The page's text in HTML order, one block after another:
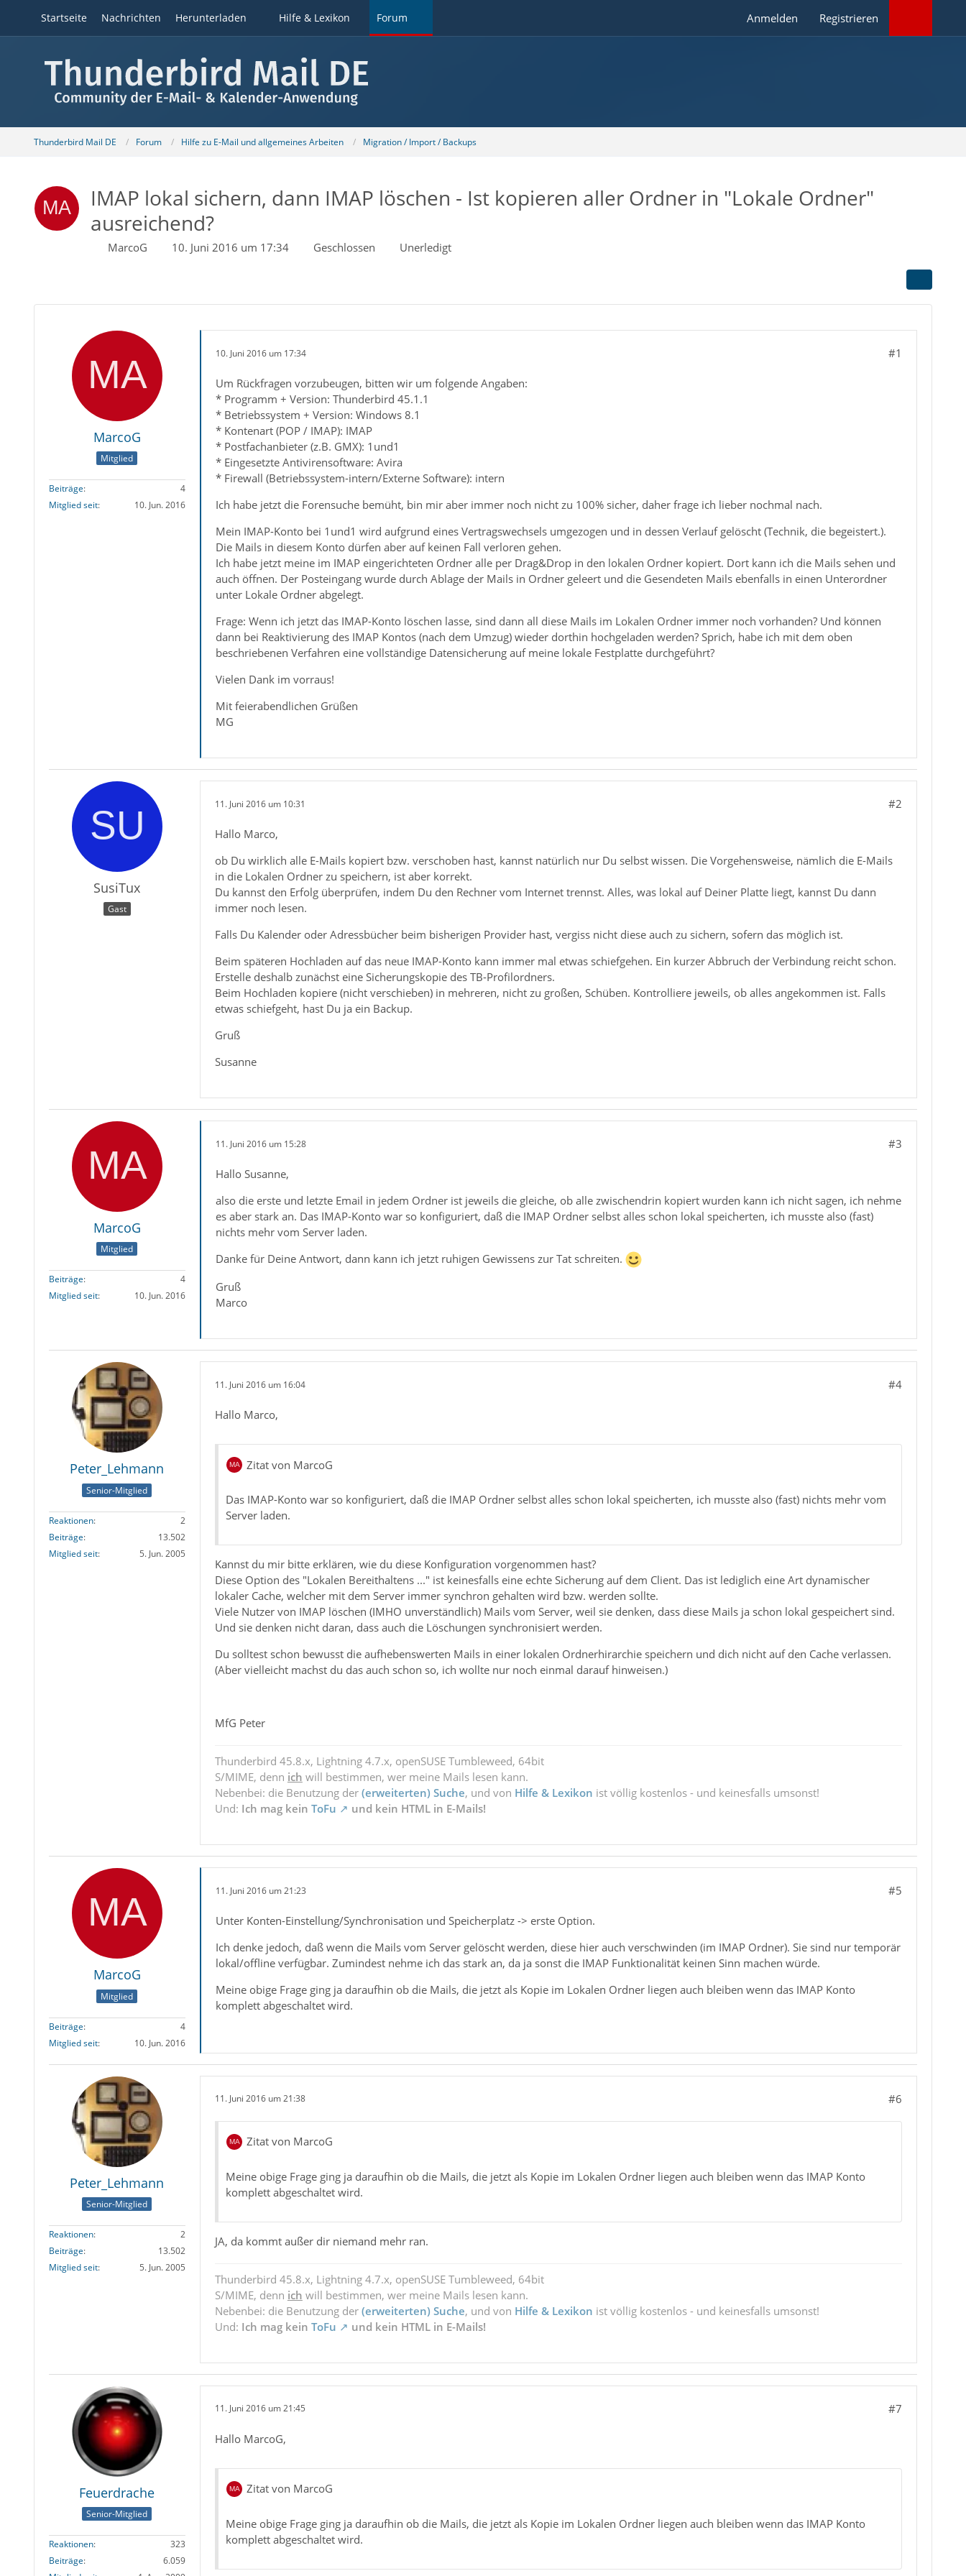
Startseite Nachrichten Herunterladen Hilfe & Lexikon Forum Anmelden Registrieren
Thunderbird Mail DE Forum Hilfe zu E-Mail und allgemeines Arbeiten Migration / Import / Backups
IMAP lokal sichern, dann IMAP löschen - Ist kopieren aller Ordner in "Lokale Ordner"
ausreichend?
MarcoG 10. Juni 2016 um 17:34 Geschlossen Unerledigt
MarcoG
Mitglied
Beiträge
4
Mitglied seit
10. Jun. 2016
10. Juni 2016 um 17:34 #1
Um Rückfragen vorzubeugen, bitten wir um folgende Angaben:
* Programm + Version: Thunderbird 45.1.1
* Betriebssystem + Version: Windows 8.1
* Kontenart (POP / IMAP): IMAP
* Postfachanbieter (z.B. GMX): 1und1
* Eingesetzte Antivirensoftware: Avira
* Firewall (Betriebssystem-intern/Externe Software): intern
Ich habe jetzt die Forensuche bemüht, bin mir aber immer noch nicht zu 100% sicher, daher frage ich lieber nochmal nach.
Mein IMAP-Konto bei 1und1 wird aufgrund eines Vertragswechsels umgezogen und in dessen Verlauf gelöscht (Technik, die begeistert.).
Die Mails in diesem Konto dürfen aber auf keinen Fall verloren gehen.
Ich habe jetzt meine im IMAP eingerichteten Ordner alle per Drag&Drop in den lokalen Ordner kopiert. Dort kann ich die Mails sehen und
auch öffnen. Der Posteingang wurde durch Ablage der Mails in Ordner geleert und die Gesendeten Mails ebenfalls in einen Unterordner
unter Lokale Ordner abgelegt.
Frage: Wenn ich jetzt das IMAP-Konto löschen lasse, sind dann all diese Mails im Lokalen Ordner immer noch vorhanden? Und können
dann bei Reaktivierung des IMAP Kontos (nach dem Umzug) wieder dorthin hochgeladen werden? Sprich, habe ich mit dem oben
beschriebenen Verfahren eine vollständige Datensicherung auf meine lokale Festplatte durchgeführt?
Vielen Dank im vorraus!
Mit feierabendlichen Grüßen
MG
SusiTux
Gast
11. Juni 2016 um 10:31 #2
Hallo Marco,
ob Du wirklich alle E-Mails kopiert bzw. verschoben hast, kannst natürlich nur Du selbst wissen. Die Vorgehensweise, nämlich die E-Mails
in die Lokalen Ordner zu speichern, ist aber korrekt.
Du kannst den Erfolg überprüfen, indem Du den Rechner vom Internet trennst. Alles, was lokal auf Deiner Platte liegt, kannst Du dann
immer noch lesen.
Falls Du Kalender oder Adressbücher beim bisherigen Provider hast, vergiss nicht diese auch zu sichern, sofern das möglich ist.
Beim späteren Hochladen auf das neue IMAP-Konto kann immer mal etwas schiefgehen. Ein kurzer Abbruch der Verbindung reicht schon.
Erstelle deshalb zunächst eine Sicherungskopie des TB-Profilordners.
Beim Hochladen kopiere (nicht verschieben) in mehreren, nicht zu großen, Schüben. Kontrolliere jeweils, ob alles angekommen ist. Falls
etwas schiefgeht, hast Du ja ein Backup.
Gruß
Susanne
MarcoG
Mitglied
Beiträge
4
Mitglied seit
10. Jun. 2016
11. Juni 2016 um 15:28 #3
Hallo Susanne,
also die erste und letzte Email in jedem Ordner ist jeweils die gleiche, ob alle zwischendrin kopiert wurden kann ich nicht sagen, ich nehme
es aber stark an. Das IMAP-Konto war so konfiguriert, daß die IMAP Ordner selbst alles schon lokal speicherten, ich musste also (fast)
nichts mehr vom Server laden.
Danke für Deine Antwort, dann kann ich jetzt ruhigen Gewissens zur Tat schreiten.
Gruß
Marco
Peter_Lehmann
Senior-Mitglied
Reaktionen
2
Beiträge
13.502
Mitglied seit
5. Jun. 2005
11. Juni 2016 um 16:04 #4
Hallo Marco,
Zitat von MarcoG
Das IMAP-Konto war so konfiguriert, daß die IMAP Ordner selbst alles schon lokal speicherten, ich musste also (fast) nichts mehr vom
Server laden.
Kannst du mir bitte erklären, wie du diese Konfiguration vorgenommen hast?
Diese Option des "Lokalen Bereithaltens ..." ist keinesfalls eine echte Sicherung auf dem Client. Das ist lediglich eine Art dynamischer
lokaler Cache, welcher mit dem Server immer synchron gehalten wird bzw. werden sollte.
Viele Nutzer von IMAP löschen (IMHO unverständlich) Mails vom Server, weil sie denken, dass diese Mails ja schon lokal gespeichert sind.
Und sie denken nicht daran, dass auch die Löschungen synchronisiert werden.
Du solltest schon bewusst die aufhebenswerten Mails in einer lokalen Ordnerhirarchie speichern und dich nicht auf den Cache verlassen.
(Aber vielleicht machst du das auch schon so, ich wollte nur noch einmal darauf hinweisen.)
MfG Peter
Thunderbird 45.8.x, Lightning 4.7.x, openSUSE Tumbleweed, 64bit
S/MIME, denn ich will bestimmen, wer meine Mails lesen kann.
Nebenbei: die Benutzung der (erweiterten) Suche, und von Hilfe & Lexikon ist völlig kostenlos - und keinesfalls umsonst!
Und: Ich mag kein ToFu und kein HTML in E-Mails!
MarcoG
Mitglied
Beiträge
4
Mitglied seit
10. Jun. 2016
11. Juni 2016 um 21:23 #5
Unter Konten-Einstellung/Synchronisation und Speicherplatz -> erste Option.
Ich denke jedoch, daß wenn die Mails vom Server gelöscht werden, diese hier auch verschwinden (im IMAP Ordner). Sie sind nur temporär
lokal/offline verfügbar. Zumindest nehme ich das stark an, da ja sonst die IMAP Funktionalität keinen Sinn machen würde.
Meine obige Frage ging ja daraufhin ob die Mails, die jetzt als Kopie im Lokalen Ordner liegen auch bleiben wenn das IMAP Konto
komplett abgeschaltet wird.
Peter_Lehmann
Senior-Mitglied
Reaktionen
2
Beiträge
13.502
Mitglied seit
5. Jun. 2005
11. Juni 2016 um 21:38 #6
Zitat von MarcoG
Meine obige Frage ging ja daraufhin ob die Mails, die jetzt als Kopie im Lokalen Ordner liegen auch bleiben wenn das IMAP Konto
komplett abgeschaltet wird.
JA, da kommt außer dir niemand mehr ran.
Thunderbird 45.8.x, Lightning 4.7.x, openSUSE Tumbleweed, 64bit
S/MIME, denn ich will bestimmen, wer meine Mails lesen kann.
Nebenbei: die Benutzung der (erweiterten) Suche, und von Hilfe & Lexikon ist völlig kostenlos - und keinesfalls umsonst!
Und: Ich mag kein ToFu und kein HTML in E-Mails!
Feuerdrache
Senior-Mitglied
Reaktionen
323
Beiträge
6.059
11. Juni 2016 um 21:45 #7
Hallo MarcoG,
Zitat von MarcoG
Meine obige Frage ging ja daraufhin ob die Mails, die jetzt als Kopie im Lokalen Ordner liegen auch bleiben wenn das IMAP Konto
komplett abgeschaltet wird.